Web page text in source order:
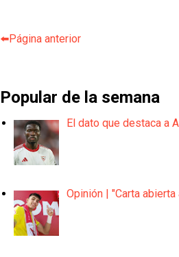
⬅️Página anterior
Popular de la semana
El dato que destaca a
Opinión | "Carta